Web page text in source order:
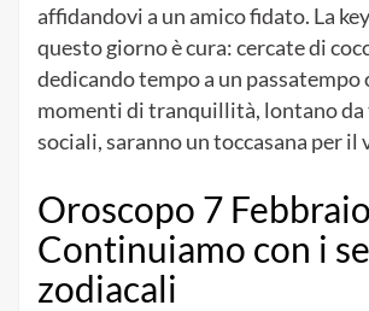
affidandovi a un amico fidato. La
questo giorno è cura: cercate di
dedicando tempo a un passatempo
momenti di tranquillità, lontano
sociali, saranno un toccasana per il
Oroscopo 7
Continuiamo con i
zodiacali